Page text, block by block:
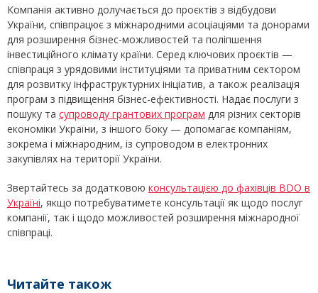
Компанія активно долучається до проєктів з відбудови
України, співпрацює з міжнародними асоціаціями та донорами
для розширення бізнес-можливостей та поліпшення
інвестиційного клімату країни. Серед ключових проєктів —
співпраця з урядовими інституціями та приватним сектором
для розвитку інфраструктурних ініціатив, а також реалізація
програм з підвищення бізнес-ефективності. Надає послуги з
пошуку та супроводу грантових програм для різних секторів
економіки України, з іншого боку — допомагає компаніям,
зокрема і міжнародним, із супроводом в електронних
закупівлях на території України.
Звертайтесь за додатковою консультацією до фахівців BDO в
Україні, якщо потребуватимете консультації як щодо послуг
компанії, так і щодо можливостей розширення міжнародної
співпраці.
Читайте також